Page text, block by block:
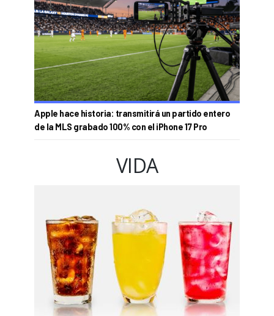
Apple hace historia: transmitirá un partido entero
de la MLS grabado 100% con el iPhone 17 Pro
VIDA